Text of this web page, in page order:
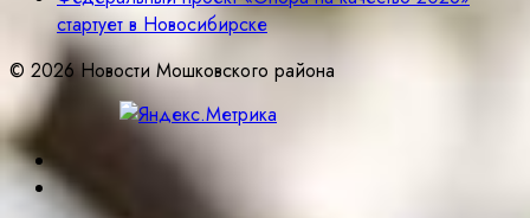
стартует в Новосибирске
© 2026 Новости Мошковского района